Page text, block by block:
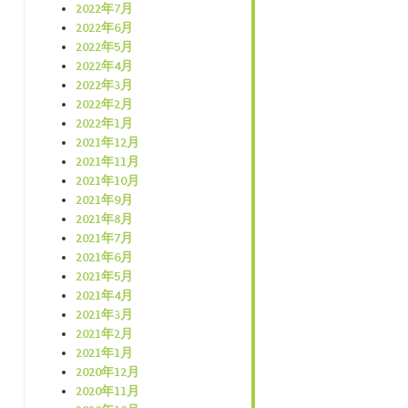
2022年7月
2022年6月
2022年5月
2022年4月
2022年3月
2022年2月
2022年1月
2021年12月
2021年11月
2021年10月
2021年9月
2021年8月
2021年7月
2021年6月
2021年5月
2021年4月
2021年3月
2021年2月
2021年1月
2020年12月
2020年11月